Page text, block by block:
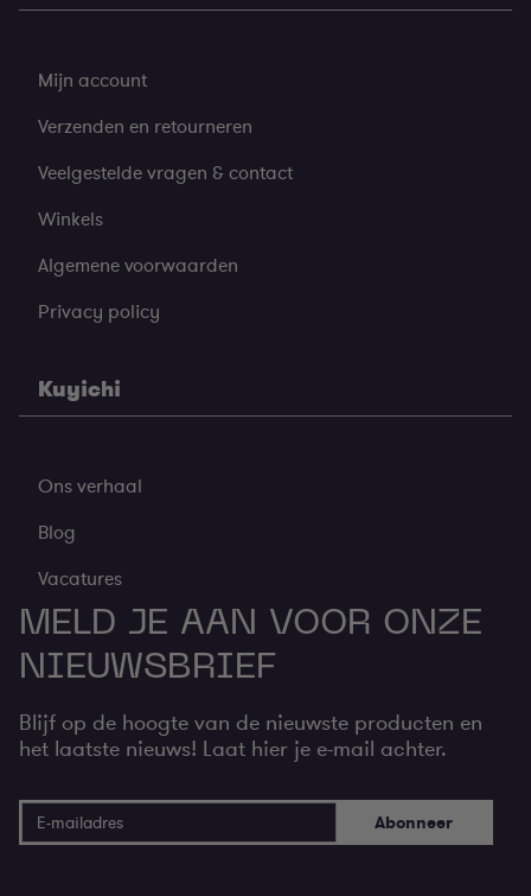
Mijn account
Verzenden en retourneren
Veelgestelde vragen & contact
Winkels
Algemene voorwaarden
Privacy policy
Kuyichi
Ons verhaal
Blog
Vacatures
MELD JE AAN VOOR ONZE
NIEUWSBRIEF
Blijf op de hoogte van de nieuwste producten en
het laatste nieuws! Laat hier je e-mail achter.
Abonneer